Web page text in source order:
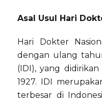
Asal Usul Hari
Hari Dokter
dengan ulang
(IDI), yang
1927. IDI
terbesar di